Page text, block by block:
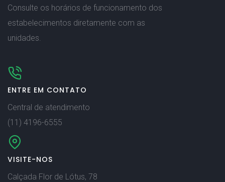
Consulte os horários de funcionamento dos
estabelecimentos diretamente com as
unidades.
ENTRE EM CONTATO
Central de atendimento
(11) 4196-6555
VISITE-NOS
Calçada Flor de Lótus, 78